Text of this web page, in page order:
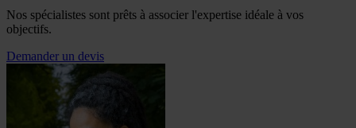
Nos spécialistes sont prêts à associer l'expertise idéale à vos
objectifs.
Demander un devis